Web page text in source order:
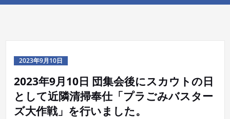
2023年9月10日
2023年9月10日 団集会後にスカウトの日
として近隣清掃奉仕「プラごみバスター
ズ大作戦」を行いました。